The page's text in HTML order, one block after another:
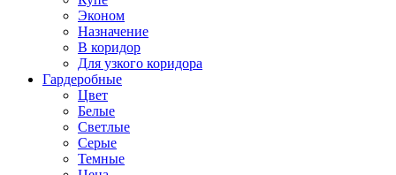
Эконом
Назначение
В коридор
Для узкого коридора
Гардеробные
Цвет
Белые
Светлые
Серые
Темные